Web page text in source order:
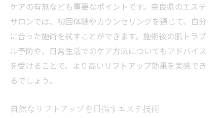
ケアの有無なども重要なポイントです。奈良県のエステ
サロンでは、初回体験やカウンセリングを通じて、自分
に合った施術を試すことができます。施術後の肌トラブ
ル予防や、日常生活でのケア方法についてもアドバイス
を受けることで、より高いリフトアップ効果を実感でき
るでしょう。
自然なリフトアップを目指すエステ技術